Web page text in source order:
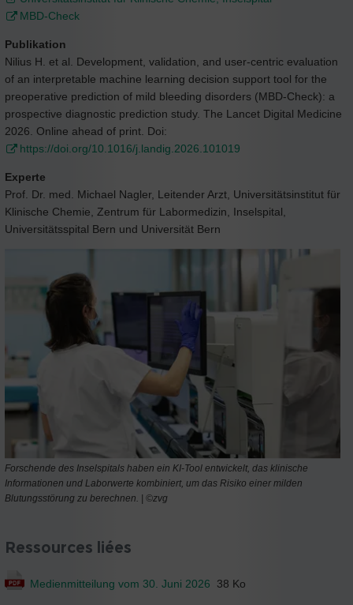
MBD-Check
Publikation
Nilius H. et al. Development, validation, and user-centric evaluation
of an interpretable machine learning decision support tool for the
preoperative prediction of mild bleeding disorders (MBD-Check): a
prospective diagnostic prediction study. The Lancet Digital Medicine
2026. Online ahead of print. Doi:
https://doi.org/10.1016/j.landig.2026.101019
Experte
Prof. Dr. med. Michael Nagler, Leitender Arzt, Universitätsinstitut für
Klinische Chemie, Zentrum für Labormedizin, Inselspital,
Universitätsspital Bern und Universität Bern
Forschende des Inselspitals haben ein KI-Tool entwickelt, das klinische
Informationen und Laborwerte kombiniert, um das Risiko einer milden
Blutungsstörung zu berechnen. | ©zvg
Ressources liées
Medienmitteilung vom 30. Juni 2026 38 Ko